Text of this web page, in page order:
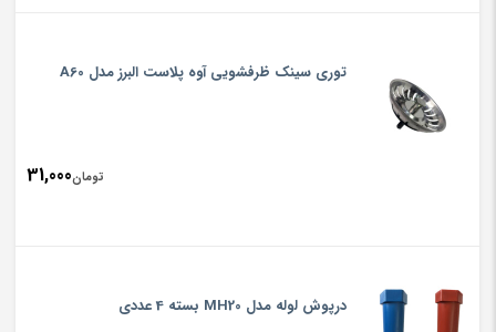
توری سینک ظرفشویی آوه پلاست البرز مدل A60
تومان31,000
درپوش لوله مدل MH20 بسته 4 عددی